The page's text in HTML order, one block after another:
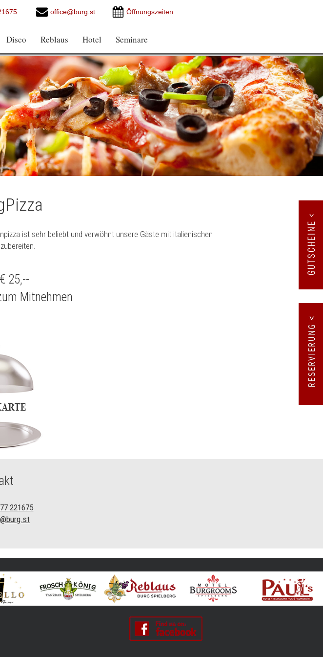
office@burg.st Öffnungszeiten
Disco Reblaus Hotel Seminare
ist sehr beliebt und verwöhnt unsere Gäste mit italienischen
25,--
Mitnehmen
221675